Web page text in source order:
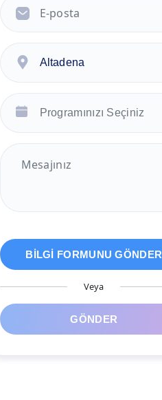
Altadena
Programınızı Seçiniz
BİLGİ FORMUNU GÖNDER
Veya
GÖNDER